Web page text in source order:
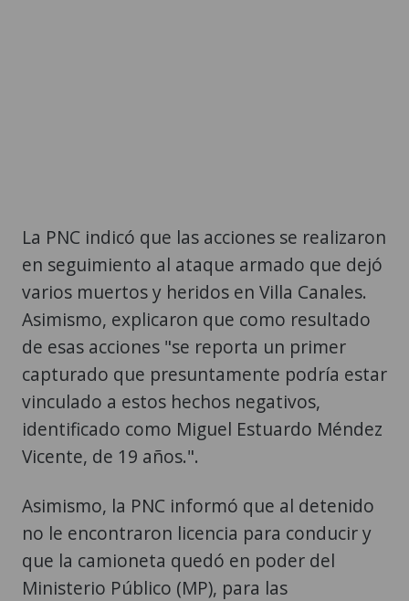
La PNC indicó que las acciones se realizaron
en seguimiento al ataque armado que dejó
varios muertos y heridos en Villa Canales.
Asimismo, explicaron que como resultado
de esas acciones "se reporta un primer
capturado que presuntamente podría estar
vinculado a estos hechos negativos,
identificado como Miguel Estuardo Méndez
Vicente, de 19 años.".
Asimismo, la PNC informó que al detenido
no le encontraron licencia para conducir y
que la camioneta quedó en poder del
Ministerio Público (MP), para las